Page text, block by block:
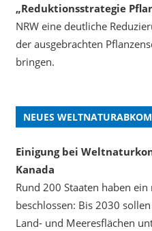
„Reduktionsstrategie
NRW eine deutliche
der ausgebrachten
bringen.
NEUES
Einigung bei
Kanada
Rund 200 Staaten haben
beschlossen: Bis 2030
Land- und Meeresflächen